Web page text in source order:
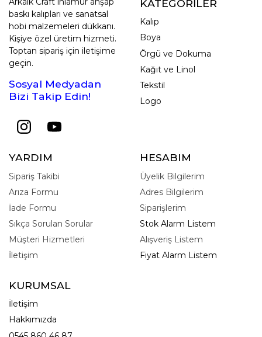
baskı kalıpları ve sanatsal
hobi malzemeleri dükkanı.
Kişiye özel üretim hizmeti.
Toptan sipariş için iletişime
geçin.
Sosyal Medyadan
Bizi Takip Edin!
KATEGORİLER
Kalıp
Boya
Örgü ve Dokuma
Kağıt ve Linol
Tekstil
Logo
YARDIM
Sipariş Takibi
Arıza Formu
İade Formu
Sıkça Sorulan Sorular
Müşteri Hizmetleri
İletişim
HESABIM
Üyelik Bilgilerim
Adres Bilgilerim
Siparişlerim
Stok Alarm Listem
Alışveriş Listem
Fiyat Alarm Listem
KURUMSAL
İletişim
Hakkımızda